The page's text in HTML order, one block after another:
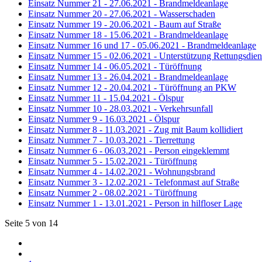
Einsatz Nummer 21 - 27.06.2021 - Brandmeldeanlage
Einsatz Nummer 20 - 27.06.2021 - Wasserschaden
Einsatz Nummer 19 - 20.06.2021 - Baum auf Straße
Einsatz Nummer 18 - 15.06.2021 - Brandmeldeanlage
Einsatz Nummer 16 und 17 - 05.06.2021 - Brandmeldeanlage
Einsatz Nummer 15 - 02.06.2021 - Unterstützung
Einsatz Nummer 14 - 06.05.2021 - Türöffnung
Einsatz Nummer 13 - 26.04.2021 - Brandmeldeanlage
Einsatz Nummer 12 - 20.04.2021 - Türöffnung an PKW
Einsatz Nummer 11 - 15.04.2021 - Ölspur
Einsatz Nummer 10 - 28.03.2021 - Verkehrsunfall
Einsatz Nummer 9 - 16.03.2021 - Ölspur
Einsatz Nummer 8 - 11.03.2021 - Zug mit Baum kollidiert
Einsatz Nummer 7 - 10.03.2021 - Tierrettung
Einsatz Nummer 6 - 06.03.2021 - Person eingeklemmt
Einsatz Nummer 5 - 15.02.2021 - Türöffnung
Einsatz Nummer 4 - 14.02.2021 - Wohnungsbrand
Einsatz Nummer 3 - 12.02.2021 - Telefonmast auf Straße
Einsatz Nummer 2 - 08.02.2021 - Türöffnung
Einsatz Nummer 1 - 13.01.2021 - Person in hilfloser Lage
Seite 5 von 14